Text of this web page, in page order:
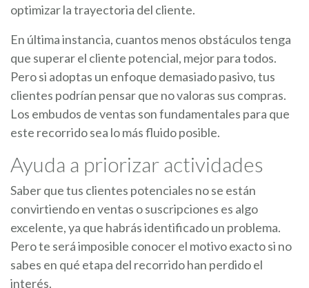
optimizar la trayectoria del cliente.
En última instancia, cuantos menos obstáculos tenga
que superar el cliente potencial, mejor para todos.
Pero si adoptas un enfoque demasiado pasivo, tus
clientes podrían pensar que no valoras sus compras.
Los embudos de ventas son fundamentales para que
este recorrido sea lo más fluido posible.
Ayuda a priorizar actividades
Saber que tus clientes potenciales no se están
convirtiendo en ventas o suscripciones es algo
excelente, ya que habrás identificado un problema.
Pero te será imposible conocer el motivo exacto si no
sabes en qué etapa del recorrido han perdido el
interés.